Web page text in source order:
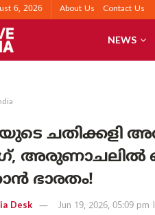
6, 2026 About Us Contact Us
NEWS
ചതിക്കളി
അരുണാചലിൽ
ഭാരതം!
Desk Jun 19, 2026, 05:09 pm